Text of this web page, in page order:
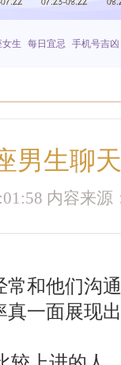
女生 每日宜忌 手机号吉凶
男生聊
内容来源
和他们沟
一面展现